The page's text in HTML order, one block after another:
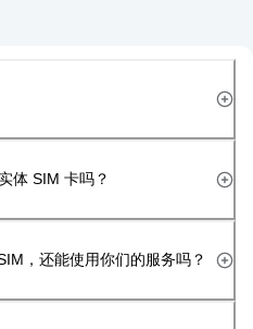
体 SIM 卡吗？
，还能使用你们的服务吗？